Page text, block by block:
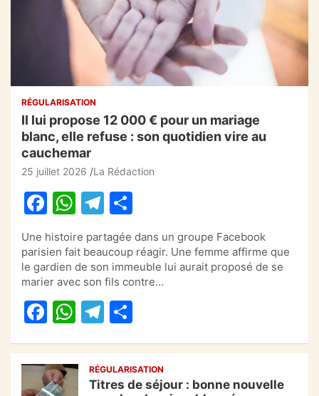
RÉGULARISATION
Il lui propose 12 000 € pour un mariage
blanc, elle refuse : son quotidien vire au
cauchemar
25 juillet 2026 La Rédaction
F
a
c
e
b
o
o
k
W
at
s
A
p
p
T
el
e
gr
a
m
ar
ta
g
er
Une histoire partagée dans un groupe Facebook
parisien fait beaucoup réagir. Une femme affirme que
le gardien de son immeuble lui aurait proposé de se
marier avec son fils contre…
F
c
e
W
at
s
T
gr g
RÉGULARISATION
Titres de séjour : bonne nouvelle